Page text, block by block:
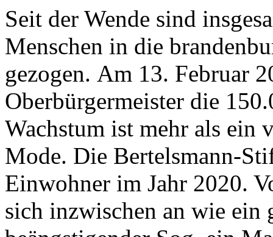
Seit der Wende sind
Menschen in die
gezogen. Am 13. Februar
Oberbürgermeister die
Wachstum ist mehr als ein
Mode. Die Bertelsmann-
Einwohner im Jahr 2020.
sich inzwischen an wie ein